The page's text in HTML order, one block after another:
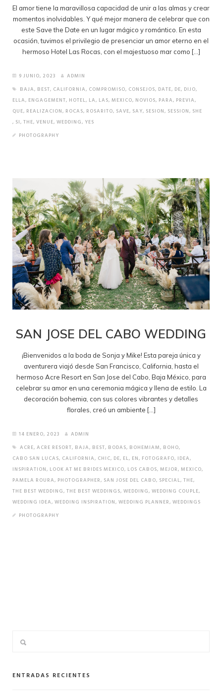
El amor tiene la maravillosa capacidad de unir a las almas y crear
momentos inolvidables. Y qué mejor manera de celebrar que con
este Save the Date en un lugar mágico y romántico. En esta
ocasión, tuvimos el privilegio de presenciar un amor eterno en el
hermoso Hotel Las Rocas, con el majestuoso mar como […]
9 JUNIO, 2023
ADMIN
BAJA, BEST, CALIFORNIA, COMPROMISO, CONSEJOS, DATE, DE, DIJO,
ELLA, ENGAGEMENT, HOTEL, LA, LAS, MEXICO, NOVIOS, PARA, PREVIA,
QUE, REALIZACION, ROCAS, ROSARITO, SAVE, SAY, SESION, SESSION, SHE
, SI, THE, VENUE, WEDDING, YES
PHOTOGRAPHY
SAN JOSE DEL CABO WEDDING
¡Bienvenidos a la boda de Sonja y Mike! Esta pareja única y
aventurera viajó desde San Francisco, California, hasta el
hermoso Acre Resort en San Jose del Cabo, Baja México, para
celebrar su amor en una ceremonia mágica y llena de estilo. La
decoración bohemia, con sus colores vibrantes y detalles
florales, creó un ambiente […]
14 ENERO, 2023
ADMIN
ACRE, ACRE RESORT, BAJA, BEST, BODAS, BOHEMIAM, BOHO,
CABO SAN LUCAS, CALIFORNIA, CHIC, DE, EL, EN, FOTOGRAFO, IDEA,
INSPIRATION, LOOK AT ME BRIDES MEXICO, LOS CABOS, MEJOR, MEXICO,
PAMELA ROURA, PHOTOGRAPHER, SAN JOSE DEL CABO, SPECIAL, THE,
THE BEST WEDDING, THE BEST WEDDINGS, WEDDING, WEDDING COUPLE,
WEDDING IDEA, WEDDING INSPIRATION, WEDDING PLANNER, WEDDINGS
PHOTOGRAPHY
ENTRADAS RECIENTES